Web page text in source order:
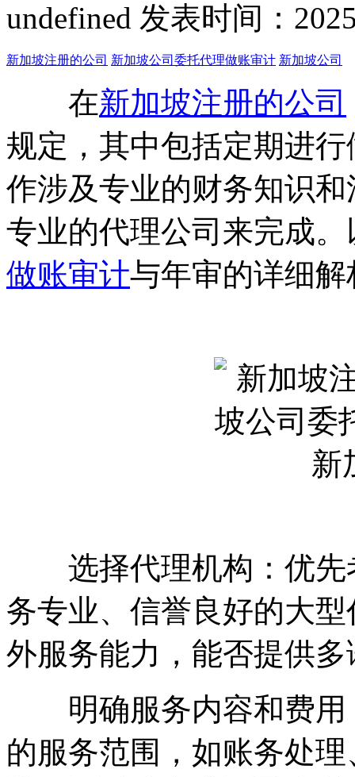
undefined 发表时间：
新加坡注册的公司 新加坡公司委托代理做账审计 新加坡公司
在新加坡注册的公司
规定，其中包括定期进
作涉及专业的财务知识
专业的代理公司来完成
做账审计与年审的详细解
选择代理机构：优先
务专业、信誉良好的大
外服务能力，能否提供
明确服务内容和费用
的服务范围，如账务处